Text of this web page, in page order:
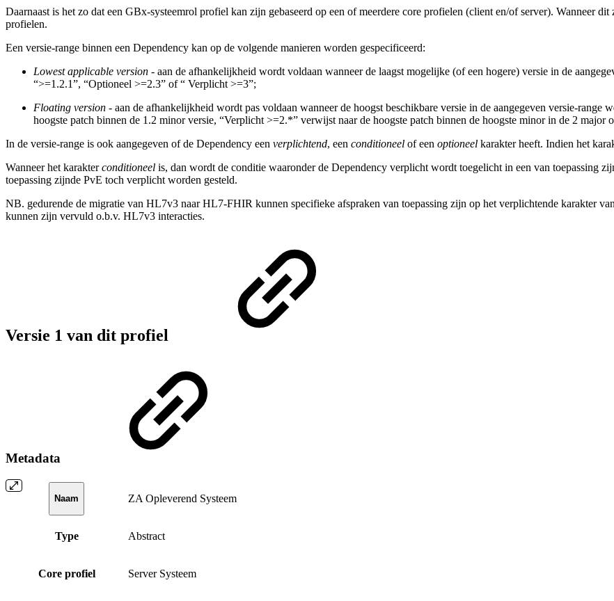
Daarnaast is het zo dat een GBx-systeemrol profiel kan zijn gebaseerd op een of meerdere core profielen (client en/of server). Wanneer
profielen.
Een versie-range binnen een Dependency kan op de volgende manieren worden gespecificeerd:
Lowest applicable version - aan de afhankelijkheid wordt voldaan wanneer de laagst mogelijke (of een hogere) versie in de
“>=1.2.1”, “Optioneel >=2.3” of “ Verplicht >=3”;
Floating version - aan de afhankelijkheid wordt pas voldaan wanneer de hoogst beschikbare versie in de aangegeven versie-
hoogste patch binnen de 1.2 minor versie, “Verplicht >=2.*” verwijst naar de hoogste patch binnen de hoogste minor in de 2
In de versie-range is ook aangegeven of de Dependency een verplichtend, een conditioneel of een optioneel karakter heeft. Indien het
Wanneer het karakterconditioneel is, dan wordt de conditie waaronder de Dependency verplicht wordt toegelicht in een van toepassing
toepassing zijnde PvE toch verplicht worden gesteld.
NB. gedurende de migratie van HL7v3 naar HL7-FHIR kunnen specifieke afspraken van toepassing zijn op het verplichtende karakter
kunnen zijn vervuld o.b.v. HL7v3 interacties.
Versie 1 van dit profiel
Metadata
Naam ZA Opleverend Systeem
Type Abstract
Core profiel Server Systeem